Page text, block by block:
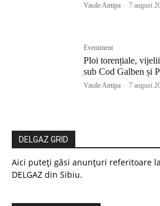
Vasile Antipa - 7 august
Eveniment
Ploi torențiale,
sub Cod Galben și
Vasile Antipa - 7 august
DELGAZ GRID
Aici puteți găsi anunțuri referitoare
DELGAZ din Sibiu.